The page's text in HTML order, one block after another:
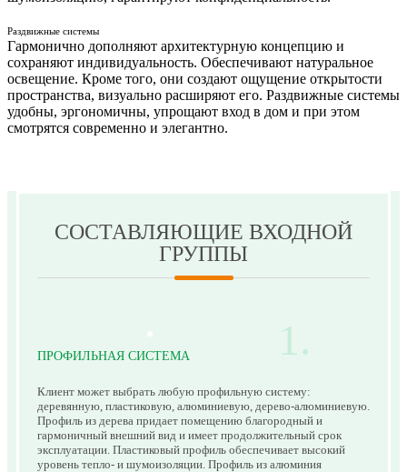
Раздвижные системы
Гармонично дополняют архитектурную концепцию и
сохраняют индивидуальность. Обеспечивают натуральное
освещение. Кроме того, они создают ощущение открытости
пространства, визуально расширяют его. Раздвижные системы
удобны, эргономичны, упрощают вход в дом и при этом
смотрятся современно и элегантно.
СОСТАВЛЯЮЩИЕ ВХОДНОЙ
ГРУППЫ
ПРОФИЛЬНАЯ СИСТЕМА
Клиент может выбрать любую профильную систему:
деревянную, пластиковую, алюминиевую, дерево-алюминиевую.
Профиль из дерева придает помещению благородный и
гармоничный внешний вид и имеет продолжительный срок
эксплуатации. Пластиковый профиль обеспечивает высокий
уровень тепло- и шумоизоляции. Профиль из алюминия